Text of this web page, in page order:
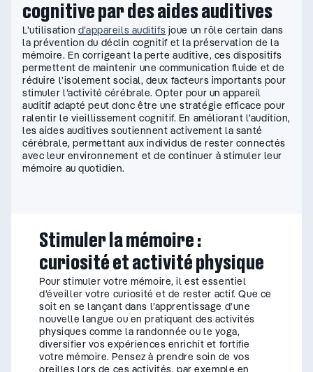
cognitive par des aides auditives
L’utilisation d’appareils auditifs joue un rôle certain dans
la prévention du déclin cognitif et la préservation de la
mémoire. En corrigeant la perte auditive, ces dispositifs
permettent de maintenir une communication fluide et de
réduire l’isolement social, deux facteurs importants pour
stimuler l’activité cérébrale. Opter pour un appareil
auditif adapté peut donc être une stratégie efficace pour
ralentir le vieillissement cognitif. En améliorant l’audition,
les aides auditives soutiennent activement la santé
cérébrale, permettant aux individus de rester connectés
avec leur environnement et de continuer à stimuler leur
mémoire au quotidien.
Stimuler la mémoire :
curiosité et activité physique
Pour stimuler votre mémoire, il est essentiel
d’éveiller votre curiosité et de rester actif. Que ce
soit en se lançant dans l’apprentissage d’une
nouvelle langue ou en pratiquant des activités
physiques comme la randonnée ou le yoga,
diversifier vos expériences enrichit et fortifie
votre mémoire. Pensez à prendre soin de vos
oreilles lors de ces activités, par exemple en